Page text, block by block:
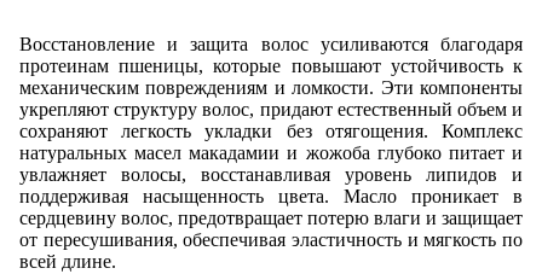
Восстановление и защита волос усиливаются благодаря
протеинам пшеницы, которые повышают устойчивость к
механическим повреждениям и ломкости. Эти компоненты
укрепляют структуру волос, придают естественный объем и
сохраняют легкость укладки без отягощения. Комплекс
натуральных масел макадамии и жожоба глубоко питает и
увлажняет волосы, восстанавливая уровень липидов и
поддерживая насыщенность цвета. Масло проникает в
сердцевину волос, предотвращает потерю влаги и защищает
от пересушивания, обеспечивая эластичность и мягкость по
всей длине.